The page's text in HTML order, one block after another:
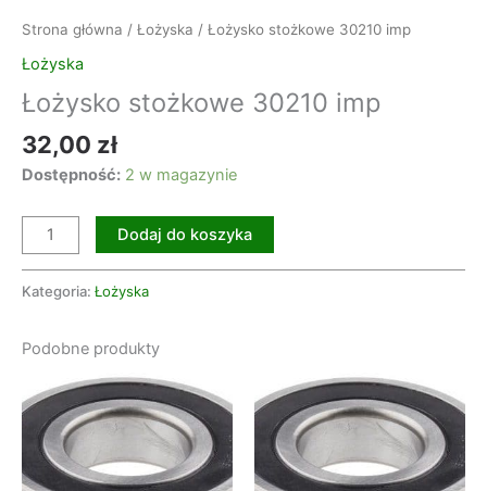
Strona główna / Łożyska / Łożysko stożkowe 30210 imp
Łożyska
Łożysko stożkowe 30210 imp
32,00 zł
Dostępność: 2 w magazynie
Dodaj do koszyka
Kategoria: Łożyska
Podobne produkty